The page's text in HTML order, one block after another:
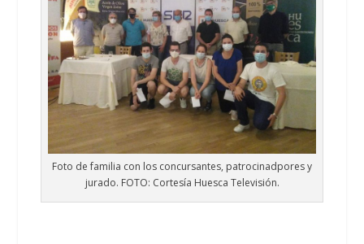
Foto de familia con los concursantes, patrocinadpores y
jurado. FOTO: Cortesía Huesca Televisión.